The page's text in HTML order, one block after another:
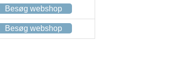
Besøg webshop
Besøg webshop